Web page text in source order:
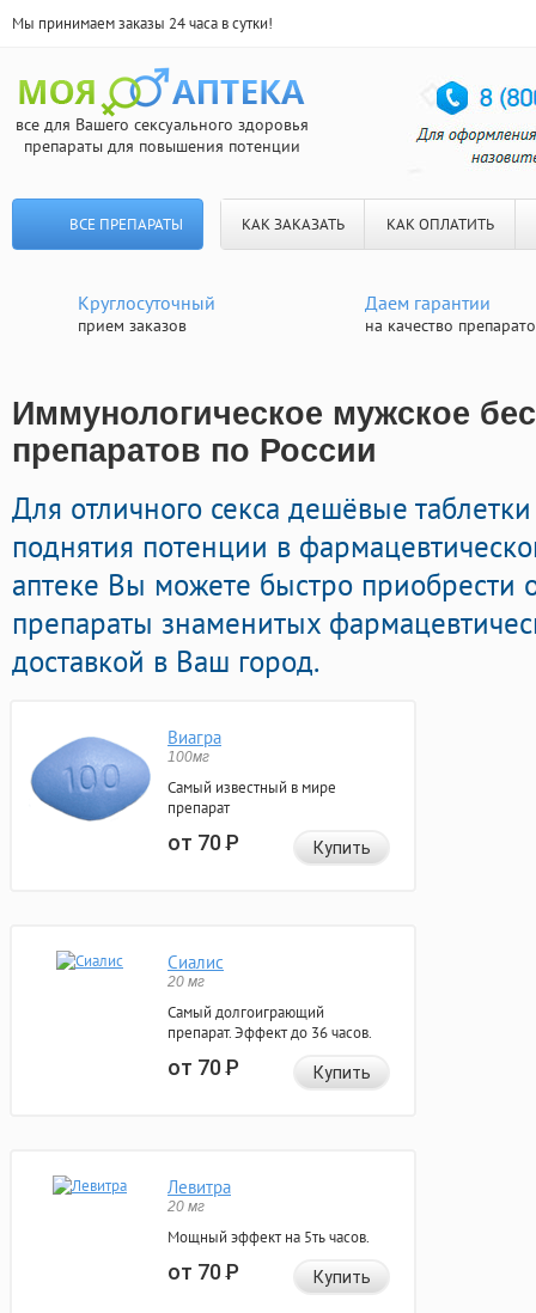
Мы принимаем заказы 24 часа в сутки!
все для Вашего сексуального здоровья
препараты для повышения потенции
ВСЕ ПРЕПАРАТЫ КАК ЗАКАЗАТЬ КАК ОПЛАТИТЬ
Круглосуточный
прием заказов
Даем гарантии
на качество
Иммунологическое мужское
препаратов по России
Для отличного секса дешёвые
поднятия потенции в
аптеке Вы можете быстро
препараты знаменитых
доставкой в Ваш город.
Виагра
100мг
Самый известный в мире
препарат
от 70Р Купить
Сиалис
20 мг
Самый долгоиграющий
препарат. Эффект до 36 часов.
от 70Р Купить
Левитра
20 мг
Мощный эффект на 5ть часов.
от 70Р Купить